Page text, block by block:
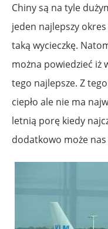
Chiny są na tyle
jeden najlepszy
taką wycieczkę.
można powiedzieć iż
tego najlepsze. Z
ciepło ale nie ma
letnią porę kiedy
dodatkowo może nas